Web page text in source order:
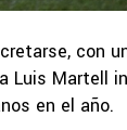
con
Luis Martell
en el año.